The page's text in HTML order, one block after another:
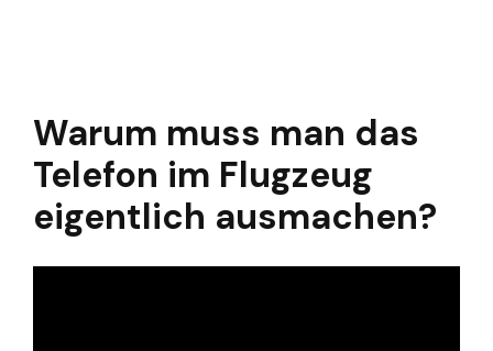
Warum muss man das
Telefon im Flugzeug
eigentlich ausmachen?